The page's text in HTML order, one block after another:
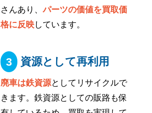
さんあり、パーツの価値を買取価
格に反映しています。
資源として再利用
廃車は鉄資源としてリサイクルで
きます。鉄資源としての販路も保